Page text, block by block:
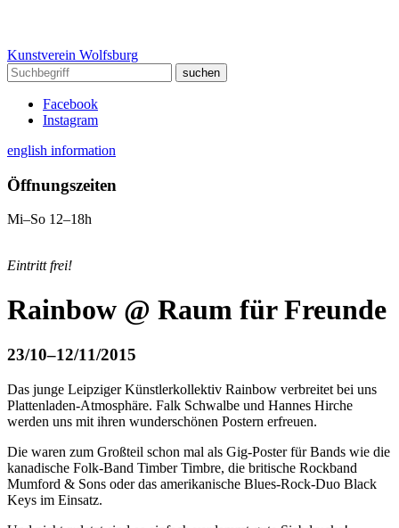
Kunstverein Wolfsburg
Facebook
Instagram
english information
Öffnungszeiten
Mi–So 12–18h
Eintritt frei!
Rainbow @ Raum für Freunde
23/10–12/11/2015
Das junge Leipziger Künstlerkollektiv Rainbow verbreitet bei uns
Plattenladen-Atmosphäre. Falk Schwalbe und Hannes Hirche
werden uns mit ihren wunderschönen Postern erfreuen.
Die waren zum Großteil schon mal als Gig-Poster für Bands wie die
kanadische Folk-Band Timber Timbre, die britische Rockband
Mumford & Sons oder das amerikanische Blues-Rock-Duo Black
Keys im Einsatz.